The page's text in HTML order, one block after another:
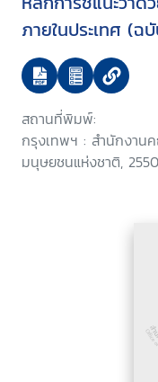
ภายในประเทศ (ฉ
สถานที่พิมพ์:
กรุงเทพฯ : สำนักงาน
มนุษยชนแห่งชาติ,